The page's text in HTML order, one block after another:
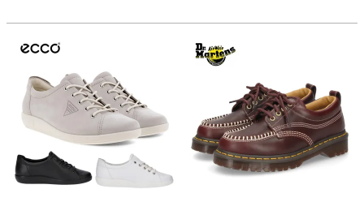
Parade
moz
new balance
puma
ウェア
Parade
SKECHERS
GAP
EDWIN
SKECHERS
new balance
asics
瞬足
ビジネスバッグ
トートバッグ
ショルダーバッグ
財布
雑貨
会員サービス
お問い合わせ
メルマガ購買